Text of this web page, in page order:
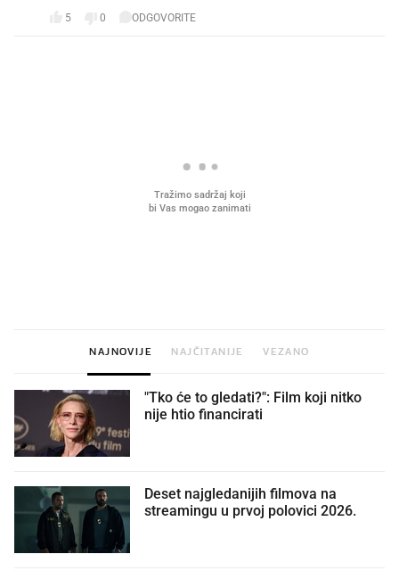
5 0 ODGOVORITE
NAJNOVIJE NAJČITANIJE VEZANO
"Tko će to gledati?": Film koji nitko
nije htio financirati
Deset najgledanijih filmova na
streamingu u prvoj polovici 2026.